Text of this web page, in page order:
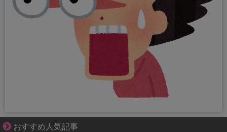
おすすめ人気記事
共感必至の“日常修羅場”短編集！